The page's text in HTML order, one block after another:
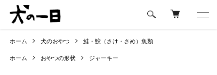
ホーム 犬のおやつ 鮭・鮫（さけ・さめ）魚類
ホーム おやつの形状 ジャーキー